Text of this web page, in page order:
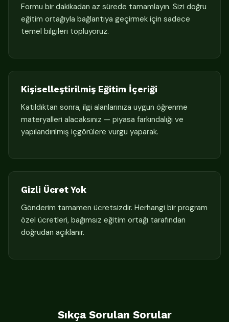
Formu bir dakikadan az sürede tamamlayın. Sizi doğru
eğitim ortağıyla bağlantıya geçirmek için sadece
temel bilgileri topluyoruz.
Kişiselleştirilmiş Eğitim İçeriği
Katıldıktan sonra, ilgi alanlarınıza uygun öğrenme
materyalleri alacaksınız — piyasa farkındalığı ve
yapılandırılmış içgörülere vurgu yaparak.
Gizli Ücret Yok
Gönderim tamamen ücretsizdir. Herhangi bir program
özel ücretleri, bağımsız eğitim ortağı tarafından
doğrudan açıklanır.
Sıkça Sorulan Sorular